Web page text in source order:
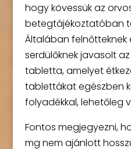
hogy kövessük az
betegtájékoztatóban
Általában felnőtteknek
serdülőknek javasolt
tabletta, amelyet
tablettákat egészben
folyadékkal, lehetőleg
Fontos megjegyezni,
mg nem ajánlott